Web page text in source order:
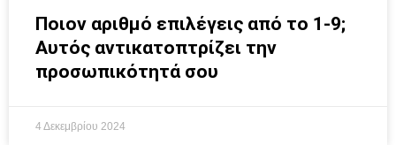
Ποιον αριθμό επιλέγεις από το 1-9;
Αυτός αντικατοπτρίζει την
προσωπικότητά σου
4 Δεκεμβρίου 2024